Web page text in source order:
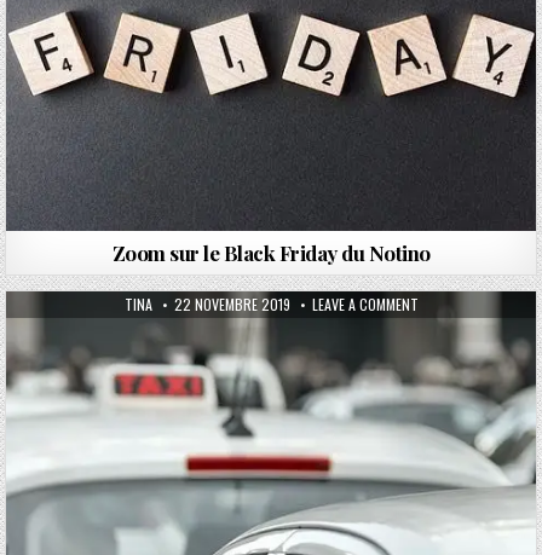
Zoom sur le Black Friday du Notino
AUTHOR:
TINA PUBLISHED DATE:
22 NOVEMBRE 2019 LEAVE A COMMENTON QUELQUES